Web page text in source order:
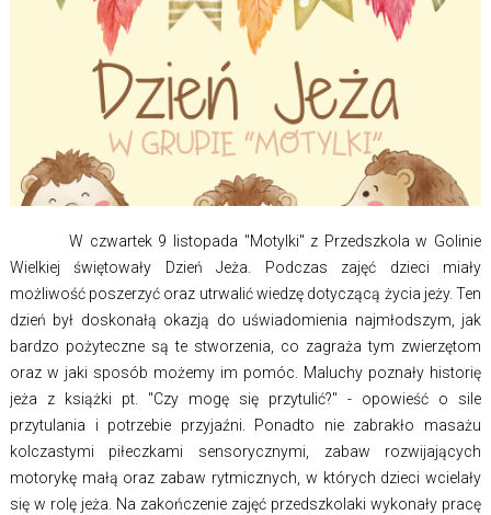
W czwartek 9 listopada "Motylki" z Przedszkola w Golinie
Wielkiej świętowały Dzień Jeża. Podczas zajęć dzieci miały
możliwość poszerzyć oraz utrwalić wiedzę dotyczącą życia jeży. Ten
dzień był doskonałą okazją do uświadomienia najmłodszym, jak
bardzo pożyteczne są te stworzenia, co zagraża tym zwierzętom
oraz w jaki sposób możemy im pomóc. Maluchy poznały historię
jeża z książki pt. "Czy mogę się przytulić?" - opowieść o sile
przytulania i potrzebie przyjaźni. Ponadto nie zabrakło masażu
kolczastymi piłeczkami sensorycznymi, zabaw rozwijających
motorykę małą oraz zabaw rytmicznych, w których dzieci wcielały
się w rolę jeża. Na zakończenie zajęć przedszkolaki wykonały pracę